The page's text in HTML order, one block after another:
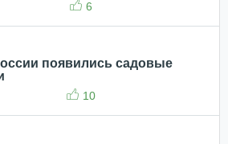
6
появились садовые
10